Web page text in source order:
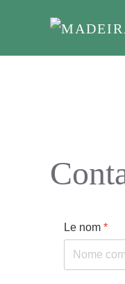
Skip to main content
Le nom *